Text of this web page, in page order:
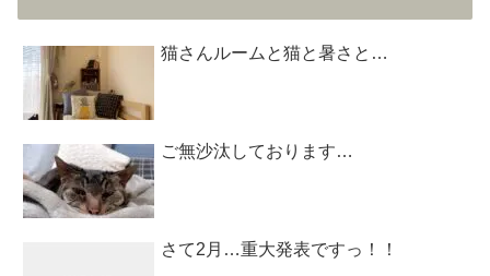
猫さんルームと猫と暑さと…
ご無沙汰しております…
さて2月…重大発表ですっ！！